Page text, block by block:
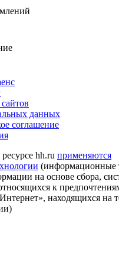
данных
соглашение
hh.ru применяются
(информационные
на основе сбора,
к
находящихся на